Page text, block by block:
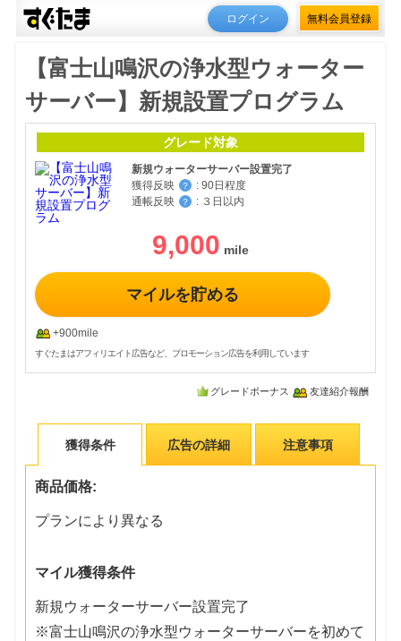
ログイン 無料会員登録
【富士山鳴沢の浄水型ウォーター
サーバー】新規設置プログラム
グレード対象
新規ウォーターサーバー設置完了
獲得反映
？ : 90日程度
通帳反映
？ : ３日以内
9,000
マイルを貯める
+900mile
すぐたまはアフィリエイト広告など、プロモーション広告を利用しています
グレードボーナス 友達紹介報酬
獲得条件 広告の詳細 注意事項
商品価格:
プランにより異なる
マイル獲得条件
新規ウォーターサーバー設置完了
※富士山鳴沢の浄水型ウォーターサーバーを初めて